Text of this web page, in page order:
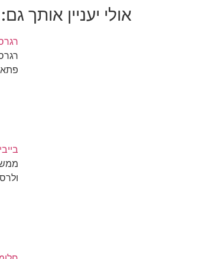
אולי יעניין אותך גם: